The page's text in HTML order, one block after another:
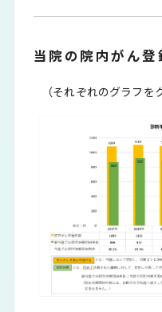
当院の院内がん
（それぞれのグラフを